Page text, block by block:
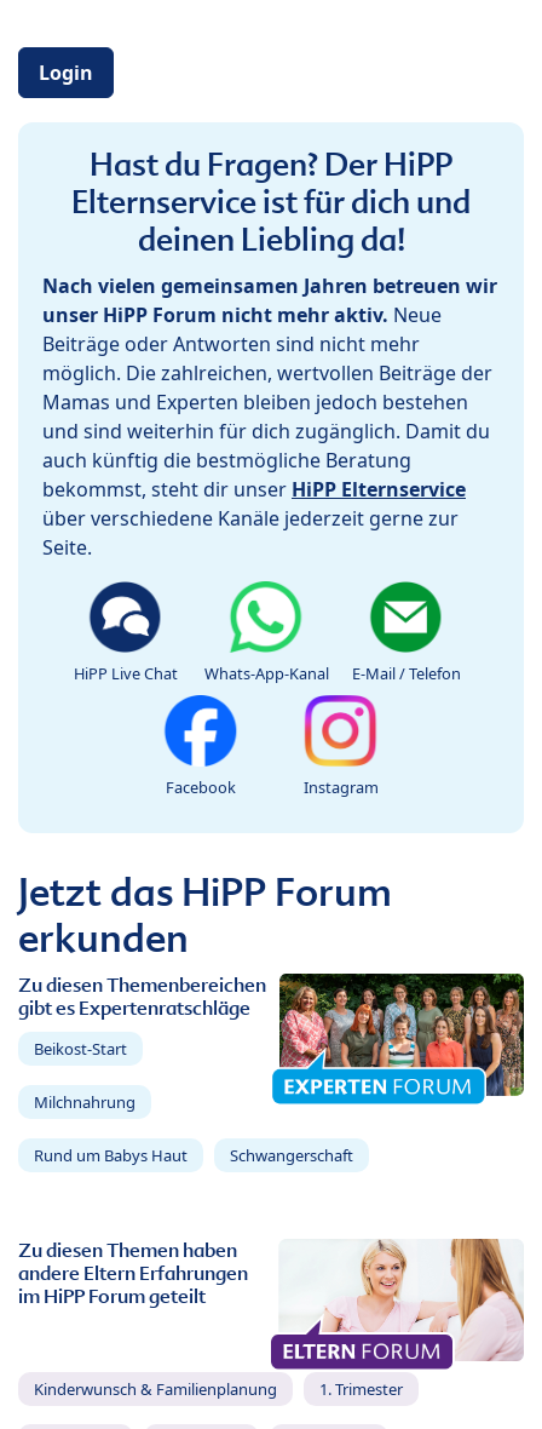
Login
Hast du Fragen? Der HiPP
Elternservice ist für dich und
deinen Liebling da!
Nach vielen gemeinsamen Jahren betreuen wir
unser HiPP Forum nicht mehr aktiv. Neue
Beiträge oder Antworten sind nicht mehr
möglich. Die zahlreichen, wertvollen Beiträge der
Mamas und Experten bleiben jedoch bestehen
und sind weiterhin für dich zugänglich. Damit du
auch künftig die bestmögliche Beratung
bekommst, steht dir unser HiPP Elternservice
über verschiedene Kanäle jederzeit gerne zur
Seite.
HiPP Live Chat Whats-App-Kanal E-Mail / Telefon
Facebook Instagram
Jetzt das HiPP Forum
erkunden
Zu diesen Themenbereichen
gibt es Expertenratschläge
Beikost-Start
Milchnahrung
Rund um Babys Haut Schwangerschaft
Zu diesen Themen haben
andere Eltern Erfahrungen
im HiPP Forum geteilt
Kinderwunsch & Familienplanung 1. Trimester